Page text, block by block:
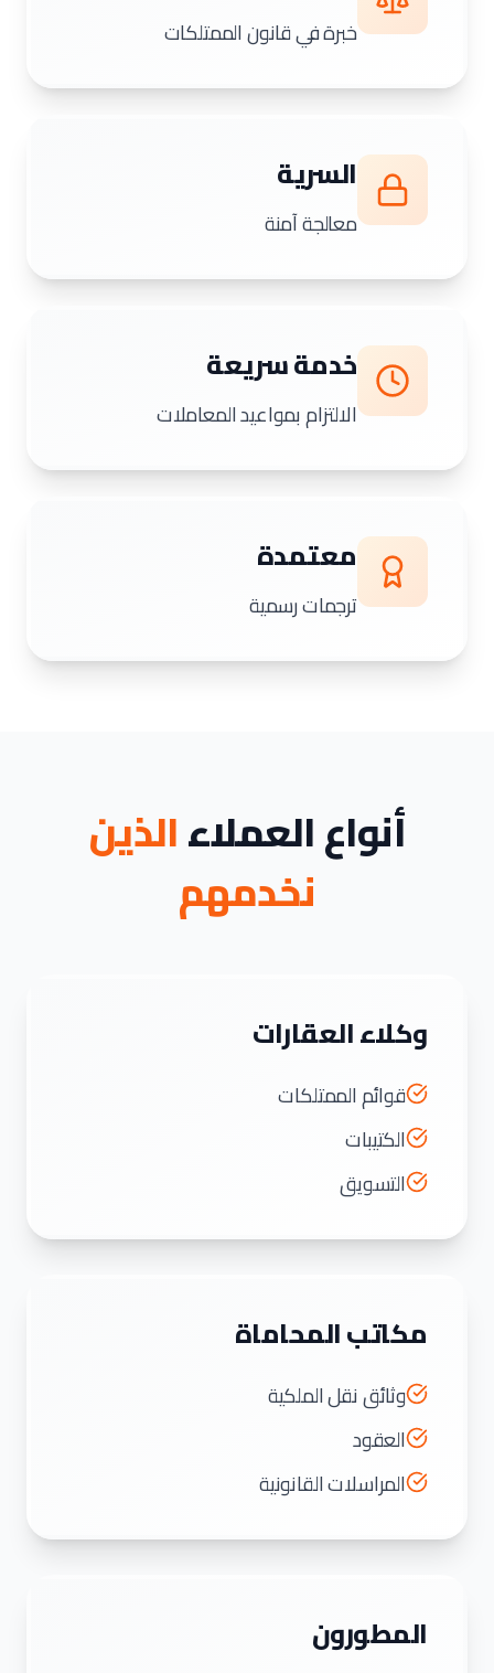
خبرة في قانون الممتلكات
السرية
معالجة آمنة
خدمة سريعة
الالتزام بمواعيد المعاملات
معتمدة
ترجمات رسمية
أنواع العملاءالذين
نخدمهم
وكلاء العقارات
قوائم الممتلكات
الكتيبات
التسويق
مكاتب المحاماة
وثائق نقل الملكية
العقود
المراسلات القانونية
المطورون